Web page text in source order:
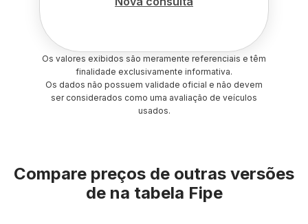
Os valores exibidos são meramente referenciais e têm
finalidade exclusivamente informativa.
Os dados não possuem validade oficial e não devem
ser considerados como uma avaliação de veículos
usados.
Compare preços de outras versões
de na tabela Fipe